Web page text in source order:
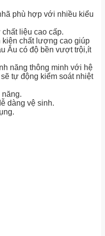
phù hợp với nhiều kiểu
liệu cao cấp.
chất lượng cao giúp
Âu có độ bền vượt trội,ít
năng thông minh với hệ
tự động kiểm soát nhiệt
năng.
dàng vệ sinh.